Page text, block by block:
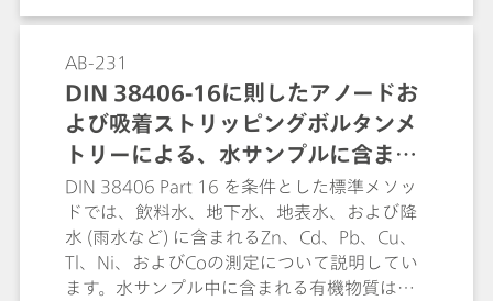
塩素系溶剤を避けるために特別な措置が取ら
来る限り多くのものが自動化されます。
ノード溶出ボルタンメトリー（DP-ASV）法を
溶出ボルタンメトリー（DP-CSV）法を用いた
（ジメチルグリオキシムまたはカテコール錯
体を利用）。VAプロセッサーおよびサンプル
チェンジャーを使用することで、これら金属
イオンを含む一溶液中の自動同時測定が可能
である。本法はシリコンを基盤とした半導体
チップ製造における微量分析のために特別に
開発されたものであるが、環境分析分野にも
十分応用可能である。
AB-231
DIN 38406-16に則したアノードお
よび吸着ストリッピングボルタンメ
トリーによる、水サンプルに含まれ
る亜鉛、カドミウム、鉛、銅、タリ
ウム、ニッケル、およびコバルトの
測定
DIN 38406 Part 16 を条件とした標準メソッ
ドでは、飲料水、地下水、地表水、および降
水 (雨水など) に含まれるZn、Cd、Pb、Cu、
Tl、Ni、およびCoの測定について説明してい
ます。水サンプル中に含まれる有機物質は電